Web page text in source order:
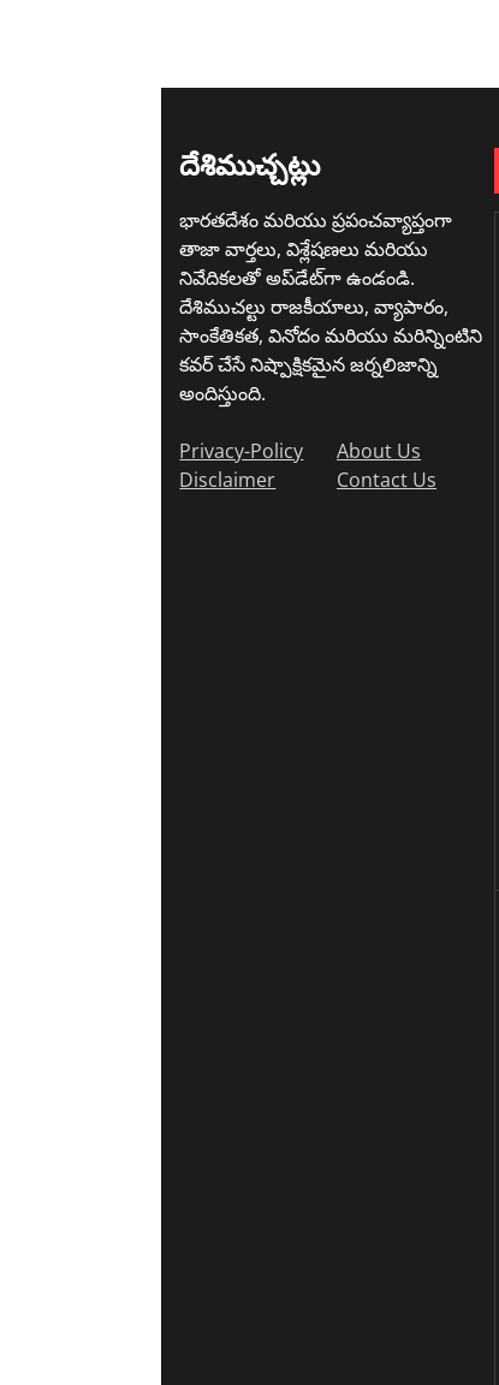
దేశిముచ్చట్లు
భారతదేశం మరియు ప్రపంచవ్యాప్తంగా
తాజా వార్తలు, విశ్లేషణలు మరియు
నివేదికలతో అప్‌డేట్‌గా ఉండండి.
దేశిముచల్టు రాజకీయాలు, వ్యాపారం,
సాంకేతికత, వినోదం మరియు మరిన్నింటిని
కవర్ చేసే నిష్పాక్షికమైన జర్నలిజాన్ని
అందిస్తుంది.
Privacy-Policy
Disclaimer
About Us
Contact Us